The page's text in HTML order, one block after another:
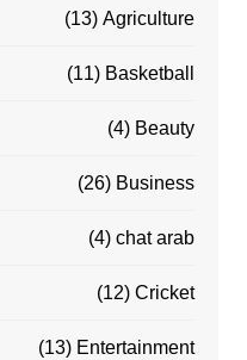
Agriculture
(13)
Basketball
(11)
Beauty
(4)
Business
(26)
chat arab
(4)
Cricket
(12)
Entertainment
(13)